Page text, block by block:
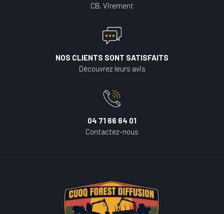
CB, Virement
NOS CLIENTS SONT SATISFAITS
Découvrez leurs avis
04 71 66 64 01
Contactez-nous